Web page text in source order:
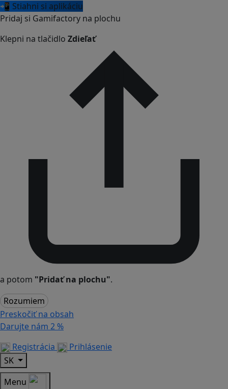
📲 Stiahni si aplikáciu
Pridaj si Gamifactory na plochu
Klepni na tlačidlo Zdieľať
a potom "Pridať na plochu".
Rozumiem
Preskočiť na obsah
Darujte nám 2 %
Registrácia
Prihlásenie
SK
Menu